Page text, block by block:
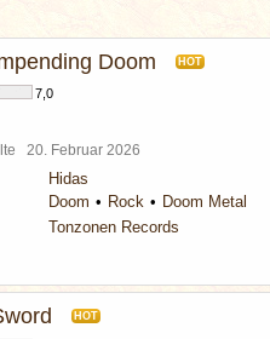
Doom HOT
7,0
20. Februar 2026
Hidas
Doom Rock
Doom Metal
Tonzonen Records
HOT